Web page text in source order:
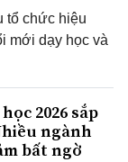
tổ chức hiệu
mới dạy học và
2026 sắp
ngành
bất ngờ